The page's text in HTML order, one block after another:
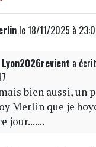
le 18/11/2025 à
Lyon2026revient a écrit
bien aussi, un
Merlin que je
jour.......